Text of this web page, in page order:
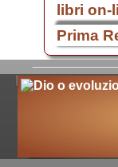
libri on-
Prima